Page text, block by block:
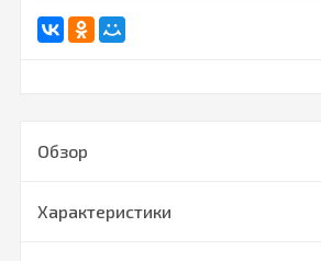
Обзор
Характеристики